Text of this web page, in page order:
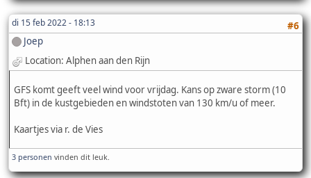
di 15 feb 2022 - 18:13
#6
Joep
Location: Alphen aan den Rijn
GFS komt geeft veel wind voor vrijdag. Kans op zware storm (10
Bft) in de kustgebieden en windstoten van 130 km/u of meer.
Kaartjes via r. de Vies
3 personen vinden dit leuk.